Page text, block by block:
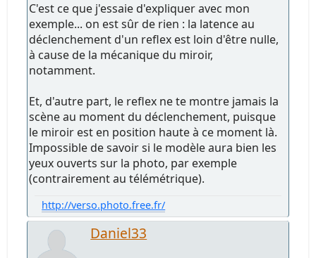
C'est ce que j'essaie d'expliquer avec mon
exemple... on est sûr de rien : la latence au
déclenchement d'un reflex est loin d'être nulle,
à cause de la mécanique du miroir,
notamment.
Et, d'autre part, le reflex ne te montre jamais la
scène au moment du déclenchement, puisque
le miroir est en position haute à ce moment là.
Impossible de savoir si le modèle aura bien les
yeux ouverts sur la photo, par exemple
(contrairement au télémétrique).
http://verso.photo.free.fr/
Daniel33